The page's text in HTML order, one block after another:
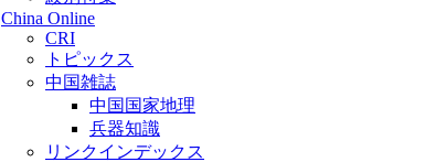
China Online
CRI
トピックス
中国雑誌
中国国家地理
兵器知識
リンクインデックス